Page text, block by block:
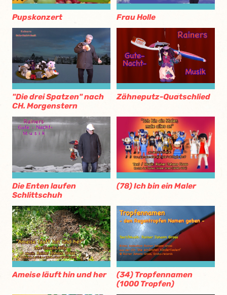
Pupskonzert Frau Holle
"Die drei Spatzen" nach
CH. Morgenstern
Zähneputz-Quatschlied
Die Enten laufen
Schlittschuh
(78) Ich bin ein Maler
Ameise läuft hin und her
(34) Tropfennamen
(1000 Tropfen)